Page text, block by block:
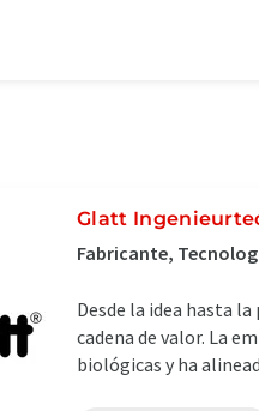
Glatt
Fabricante,
Desde la idea hasta
cadena de valor. La
biológicas y ha